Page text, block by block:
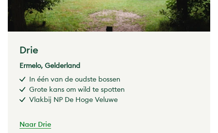
Drie
Ermelo, Gelderland
In één van de oudste bossen
Grote kans om wild te spotten
Vlakbij NP De Hoge Veluwe
Naar Drie